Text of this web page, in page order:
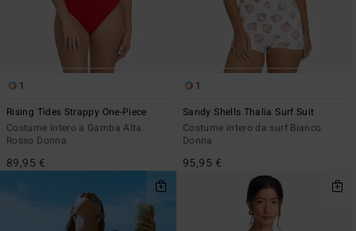
1
Rising Tides Strappy One-Piece
Costume Intero a Gamba Alta
Rosso Donna
89,95 €
1
Sandy Shells Thalia Surf Suit
Costume intero da surf Bianco
Donna
95,95 €